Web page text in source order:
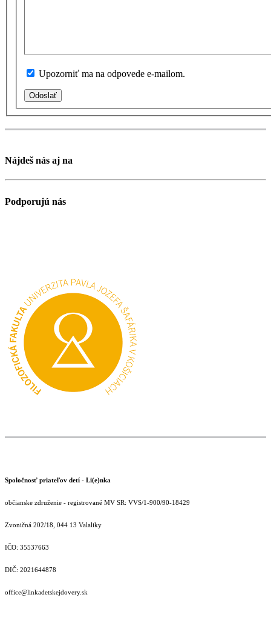
Upozorniť ma na odpovede e-mailom.
Odoslať
Nájdeš nás aj na
Podporujú nás
Spoločnosť priateľov detí - Li(e)nka
občianske združenie - registrované MV SR: VVS/1-900/90-18429
Zvoničná 202/18, 044 13 Valaliky
IČO: 35537663
DIČ: 2021644878
office@linkadetskejdovery.sk